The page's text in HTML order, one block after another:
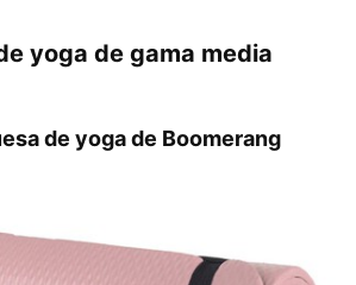
yoga de gama media
de yoga de Boomerang